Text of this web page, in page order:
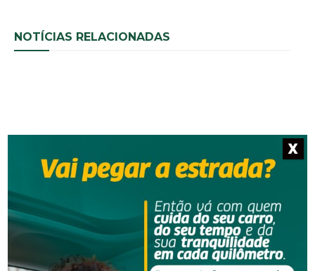
NOTÍCIAS RELACIONADAS
Homem é preso por descumprir medida protetiva
em Urussanga
X